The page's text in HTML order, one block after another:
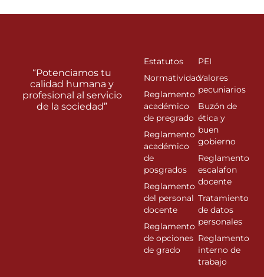
“Potenciamos tu
calidad humana y
profesional al servicio
de la sociedad”
Estatutos
Normatividad
Reglamento
académico
de pregrado
Reglamento
académico
de
posgrados
Reglamento
del personal
docente
Reglamento
de opciones
de grado
PEI
Valores
pecuniarios
Buzón de
ética y
buen
gobierno
Reglamento
escalafon
docente
Tratamiento
de datos
personales
Reglamento
interno de
trabajo